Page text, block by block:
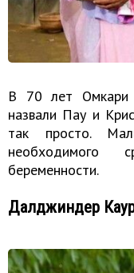
В 70 лет Омкари
назвали Пау и
так просто.
необходимого
беременности.
Далджиндер